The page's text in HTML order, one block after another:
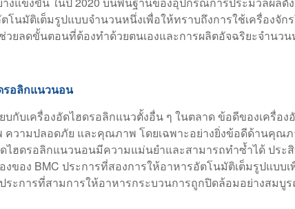
ตโนมัติเต็มรูปแบบจำนวนหนึ่งเพื่อให้ทราบถึงการใช้เครื่องจั
วยลดขั้นตอนที่ต้องทำด้วยตนเองและการผลิตอัจฉริยะจำนวน
รอลิกแนวนอน
ยบกับเครื่องอัดไฮดรอลิกแนวตั้งอื่น ๆ ในตลาด ข้อดีของเครื่
ความปลอดภัย และคุณภาพ โดยเฉพาะอย่างยิ่งข้อดีด้านคุณ
ดไฮดรอลิกแนวนอนมีความแม่นยำและสามารถทำซ้ำได้ ปร
งของ BMC ประการที่สองการให้อาหารอัตโนมัติเต็มรูปแบ
ระการที่สามการให้อาหารกระบวนการถูกปิดล้อมอย่างสมบู